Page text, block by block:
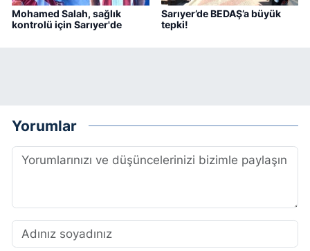
Mohamed Salah, sağlık
kontrolü için Sarıyer'de
Sarıyer’de BEDAŞ’a büyük
tepki!
Yorumlar